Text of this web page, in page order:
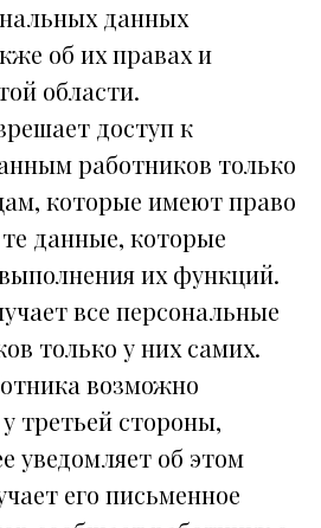
данных
об их правах и
области.
доступ к
работников только
которые имеют право
данные, которые
их функций.
все персональные
только у них самих.
возможно
третьей стороны,
уведомляет об этом
его письменное